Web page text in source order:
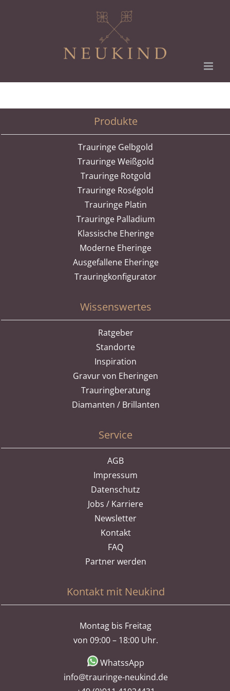
Produkte
Trauringe Gelbgold
Trauringe Weißgold
Trauringe Rotgold
Trauringe Roségold
Trauringe Platin
Trauringe Palladium
Klassische Eheringe
Moderne Eheringe
Ausgefallene Eheringe
Trauringkonfigurator
Wissenswertes
Ratgeber
Standorte
Inspiration
Gravur von Eheringen
Trauringberatung
Diamanten / Brillanten
Service
AGB
Impressum
Datenschutz
Jobs / Karriere
Newsletter
Kontakt
FAQ
Partner werden
Kontakt mit Neukind
Montag bis Freitag
von 09:00 – 18:00 Uhr.
WhatssApp
info@trauringe-neukind.de